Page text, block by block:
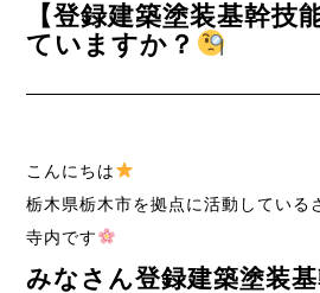
【登録建築塗装基幹技
ていますか？
こんにちは
栃木県栃木市を拠点に活動している
寺内です
みなさん登録建築塗装